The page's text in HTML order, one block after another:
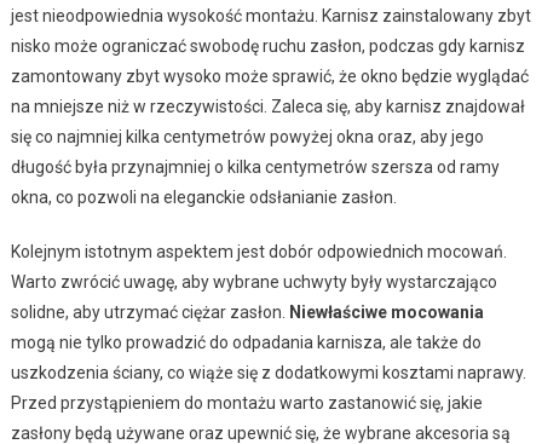
jest nieodpowiednia wysokość montażu. Karnisz zainstalowany zbyt
nisko może ograniczać swobodę ruchu zasłon, podczas gdy karnisz
zamontowany zbyt wysoko może sprawić, że okno będzie wyglądać
na mniejsze niż w rzeczywistości. Zaleca się, aby karnisz znajdował
się co najmniej kilka centymetrów powyżej okna oraz, aby jego
długość była przynajmniej o kilka centymetrów szersza od ramy
okna, co pozwoli na eleganckie odsłanianie zasłon.
Kolejnym istotnym aspektem jest dobór odpowiednich mocowań.
Warto zwrócić uwagę, aby wybrane uchwyty były wystarczająco
solidne, aby utrzymać ciężar zasłon.
Niewłaściwe mocowania
mogą nie tylko prowadzić do odpadania karnisza, ale także do
uszkodzenia ściany, co wiąże się z dodatkowymi kosztami naprawy.
Przed przystąpieniem do montażu warto zastanowić się, jakie
zasłony będą używane oraz upewnić się, że wybrane akcesoria są